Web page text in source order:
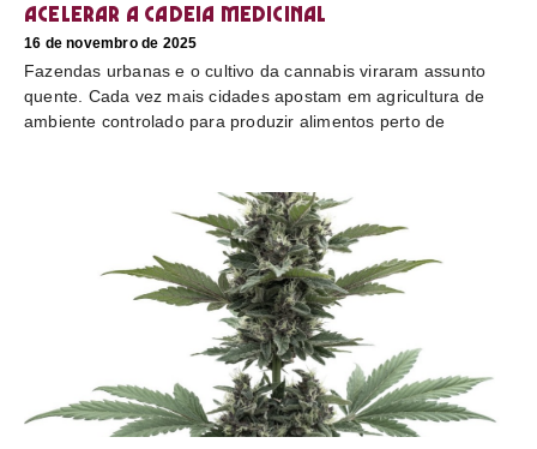
acelerar a cadeia medicinal
16 de novembro de 2025
Fazendas urbanas e o cultivo da cannabis viraram assunto
quente. Cada vez mais cidades apostam em agricultura de
ambiente controlado para produzir alimentos perto de